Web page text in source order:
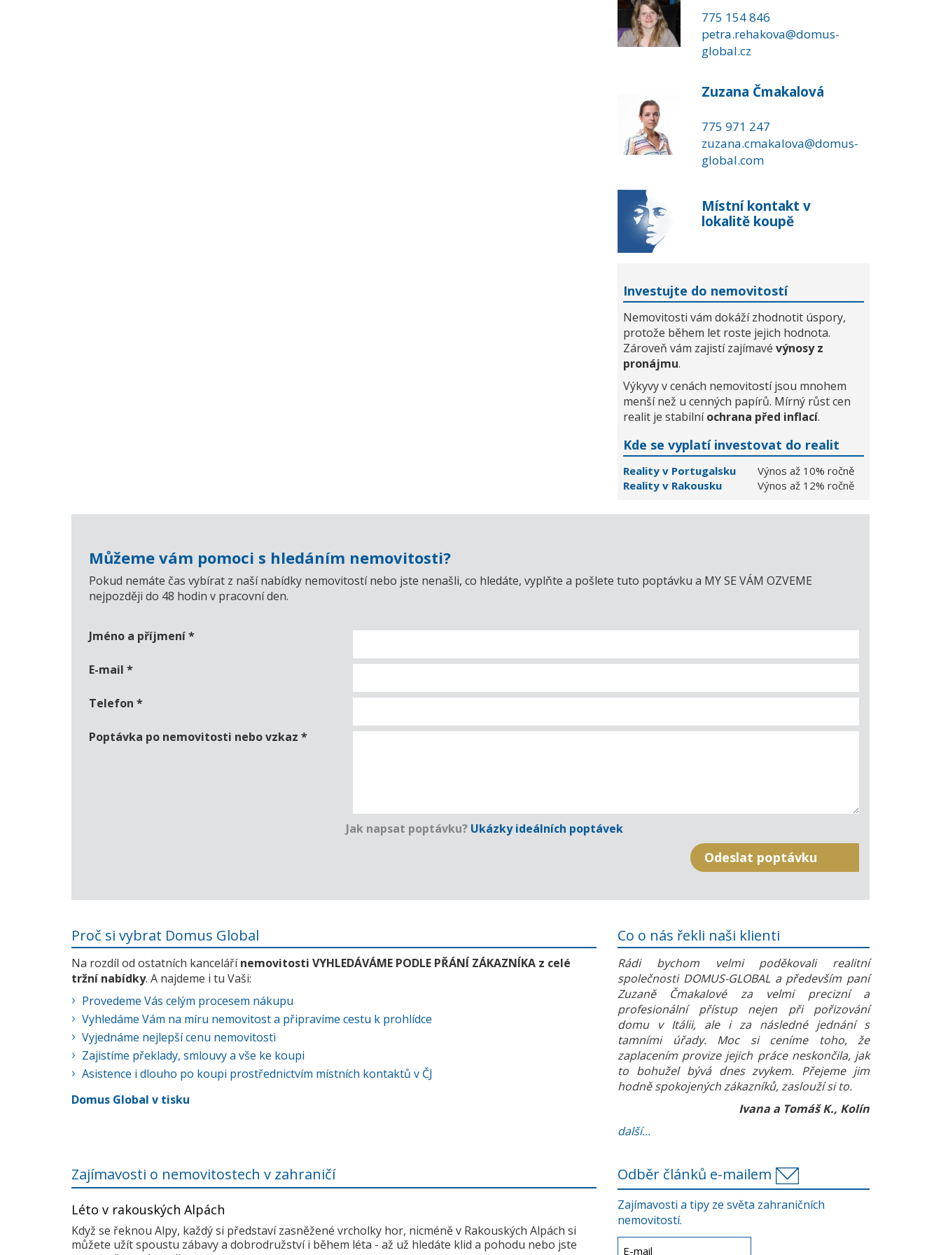
775 154 846
petra.rehakova@domus-
global.cz
Zuzana Čmakalová
775 971 247
zuzana.cmakalova@domus-
global.com
Místní kontakt v
lokalitě koupě
Investujte do nemovitostí
Nemovitosti vám dokáží zhodnotit úspory,
protože během let roste jejich hodnota.
Zároveň vám zajistí zajímavé výnosy z
pronájmu.
Výkyvy v cenách nemovitostí jsou mnohem
menší než u cenných papírů. Mírný růst cen
realit je stabilníochrana před inflací.
Kde se vyplatí investovat do realit
Reality v Portugalsku
Výnos až 10% ročně
Reality v Rakousku
Výnos až 12% ročně
Můžeme vám pomoci s hledáním nemovitosti?
Pokud nemáte čas vybírat z naší nabídky nemovitostí nebo jste nenašli, co hledáte, vyplňte a pošlete tuto poptávku a MY SE VÁM OZVEME
nejpozději do 48 hodin v pracovní den.
Jméno a příjmení*
E-mail *
Telefon *
Poptávka po nemovitosti nebo vzkaz *
Jak napsat poptávku? Ukázky ideálních poptávek
Proč si vybrat Domus Global
Na rozdíl od ostatních kancelářínemovitosti VYHLEDÁVÁME PODLE PŘÁNÍ ZÁKAZNÍKA z celé
tržní nabídky. A najdeme i tu Vaši:
Provedeme Vás celým procesem nákupu
Vyhledáme Vám na míru nemovitost a připravíme cestu k prohlídce
Vyjednáme nejlepší cenu nemovitosti
Zajistíme překlady, smlouvy a vše ke koupi
Asistence i dlouho po koupi prostřednictvím místních kontaktů v ČJ
Domus Global v tisku
Co o nás řekli naši klienti
Rádi bychom velmi poděkovali realitní
společnosti DOMUS-GLOBAL a především paní
Zuzaně Čmakalové za velmi precizní a
profesionální přístup nejen při pořizování
domu v Itálii, ale i za následné jednání s
tamními úřady. Moc si ceníme toho, že
zaplacením provize jejich práce neskončila, jak
to bohužel bývá dnes zvykem. Přejeme jim
hodně spokojených zákazníků, zaslouží si to.
Ivana a Tomáš K., Kolín
další...
Zajímavosti o nemovitostech v zahraničí
Léto v rakouských Alpách
Když se řeknou Alpy, každý si představí zasněžené vrcholky hor, nicméně v Rakouských Alpách si
můžete užít spoustu zábavy a dobrodružství i během léta - až už hledáte klid a pohodu nebo jste
Odběr článků e-mailem
Zajímavosti a tipy ze světa zahraničních
nemovitostí.